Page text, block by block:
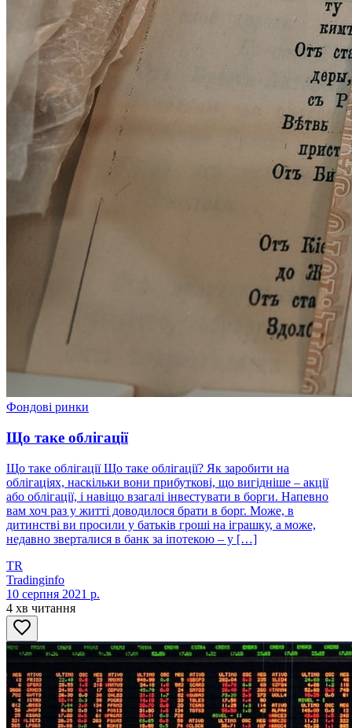
Фондові ринки
Що таке облігації
Що таке облігації Що таке облігації? Як заробити на
облігаціях, наскільки вони прибуткові, що вигідніше – акції
або облігації, і навіщо взагалі інвестувати в борги. Напевно
вам хоч раз у житті доводилося брати в борг. Може, в
дитинстві ви просили у батьків гроші на іграшку, а може,
недавно зверталися в банк за іпотекою – у […]
TR
Tradinginfo
10 серпня 2021 р.
4 хв читання